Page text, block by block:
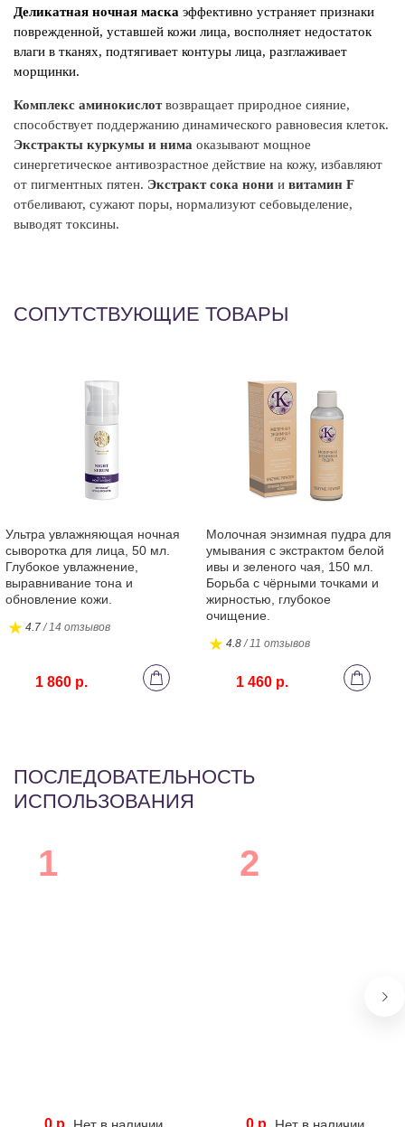
Деликатная ночная маска эффективно устраняет признаки
поврежденной, уставшей кожи лица, восполняет недостаток
влаги в тканях, подтягивает контуры лица, разглаживает
морщинки.
Комплекс аминокислотвозвращает природное сияние,
способствует поддержанию динамического равновесия клеток.
Экстракты куркумы и нима оказывают мощное
синергетическое антивозрастное действие на кожу, избавляют
от пигментных пятен. Экстракт сока нони и витамин F
отбеливают, сужают поры, нормализуют себовыделение,
выводят токсины.
СОПУТСТВУЮЩИЕ ТОВАРЫ
Ультра увлажняющая ночная
сыворотка для лица, 50 мл.
Глубокое увлажнение,
выравнивание тона и
обновление кожи.
4.7/ 14 отзывов
1 860 р.
Молочная энзимная пудра для
умывания с экстрактом белой
ивы и зеленого чая, 150 мл.
Борьба с чёрными точками и
жирностью, глубокое
очищение.
4.8/ 11 отзывов
1 460 р.
ПОСЛЕДОВАТЕЛЬНОСТЬ
ИСПОЛЬЗОВАНИЯ
0 р. 0 р.